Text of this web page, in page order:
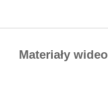
Materiały wideo